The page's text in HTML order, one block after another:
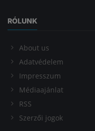
RÓLUNK
About us
Adatvédelem
Impresszum
Médiaajánlat
RSS
Szerzői jogok